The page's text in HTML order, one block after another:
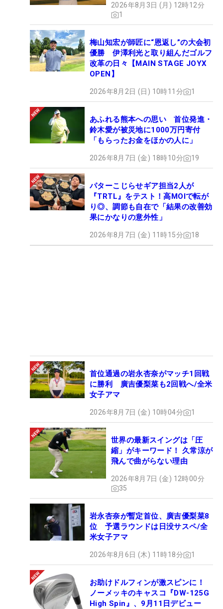
2026年8月3日 (月) 12時12分
1
梅山知宏が師匠に“恩返し”の大会初
優勝 伊澤利光と取り組んだゴルフ
改革の日々【MAIN STAGE JOYX
OPEN】
2026年8月2日 (日) 10時11分 1
あふれる熊本への思い 首位発進・
鈴木愛が被災地に1000万円寄付
「もらったお金をほかの人に」
2026年8月7日 (金) 18時10分 19
パターこじらせギア担当2人が
『TRTL』をテスト！高MOIで転が
り◎、調節も自在で「結果の改善効
果にかなりの意外性」
2026年8月7日 (金) 11時15分 18
首位通過の岩永杏奈がマッチ1回戦
に勝利 廣吉優梨菜も2回戦へ/全米
女子アマ
2026年8月7日 (金) 10時04分 1
世界の最新スイングは「圧
縮」がキーワード！ 久常涼が
飛んで曲がらない理由
2026年8月7日 (金) 12時00分
35
岩永杏奈が暫定首位、廣吉優梨菜8
位 予選ラウンドは日没サスペ/全
米女子アマ
2026年8月6日 (木) 11時18分 1
お助けドルフィンが激スピンに！
ノーメッキのキャスコ『DW-125G
High Spin』、9月11日デビュー